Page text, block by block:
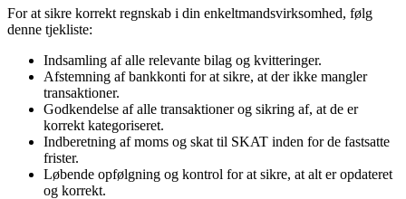
For at sikre korrekt regnskab i din enkeltmandsvirksomhed, følg
denne tjekliste:
Indsamling af alle relevante bilag og kvitteringer.
Afstemning af bankkonti for at sikre, at der ikke mangler
transaktioner.
Godkendelse af alle transaktioner og sikring af, at de er
korrekt kategoriseret.
Indberetning af moms og skat til SKAT inden for de fastsatte
frister.
Løbende opfølgning og kontrol for at sikre, at alt er opdateret
og korrekt.